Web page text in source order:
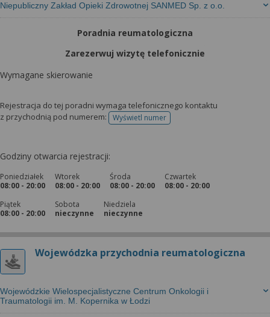
Niepubliczny Zakład Opieki Zdrowotnej SANMED Sp. z o.o.
Poradnia reumatologiczna
Zarezerwuj wizytę telefonicznie
Wymagane skierowanie
Rejestracja do tej poradni wymaga telefonicznego kontaktu
z przychodnią pod numerem:
Wyświetl numertelefonu do rejestracji
Godziny otwarcia rejestracji:
Poniedziałek
08:00 - 20:00
Wtorek
08:00 - 20:00
Środa
08:00 - 20:00
Czwartek
08:00 - 20:00
Piątek
08:00 - 20:00
Sobota
nieczynne
Niedziela
nieczynne
Wojewódzka przychodnia reumatologiczna
Wojewódzkie Wielospecjalistyczne Centrum Onkologii i
Traumatologii im. M. Kopernika w Łodzi